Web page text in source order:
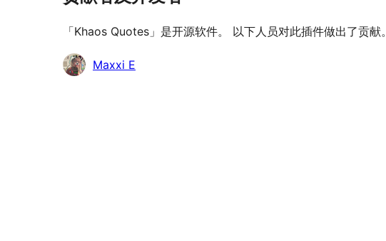
「Khaos Quotes」是开源软件。 以下人员对此插件做出了贡献。
贡
Maxxi E